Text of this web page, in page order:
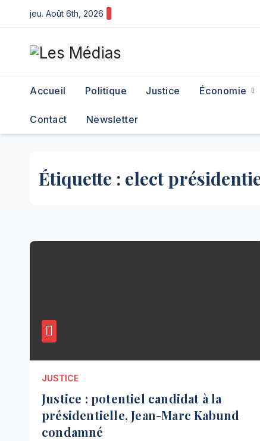
to
content
jeu. Août 6th, 2026
Accueil Politique Justice Économie
Contact Newsletter
Étiquette : elect
JUSTICE
Justice : potentiel candidat à la
présidentielle, Jean-Marc Kabund
condamné